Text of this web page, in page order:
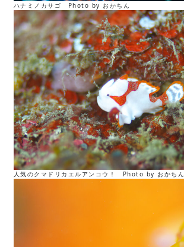
ハナミノカサゴ Photo by おかちん
人気のクマドリカエルアンコウ！ Photo by おかちん